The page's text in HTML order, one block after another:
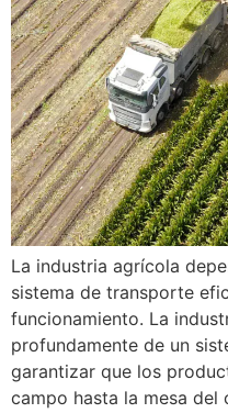
La industria agrícola
sistema de transporte
funcionamiento. La
profundamente de un
garantizar que los
campo hasta la mesa del